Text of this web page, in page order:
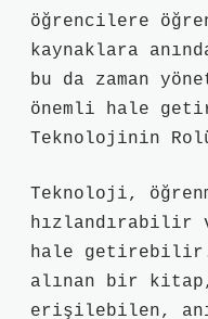
öğrencilere
kaynaklara
bu da zaman
önemli hale
Teknolojinin
Teknoloji,
hale getirebilir.
alınan bir
erişilebilen,